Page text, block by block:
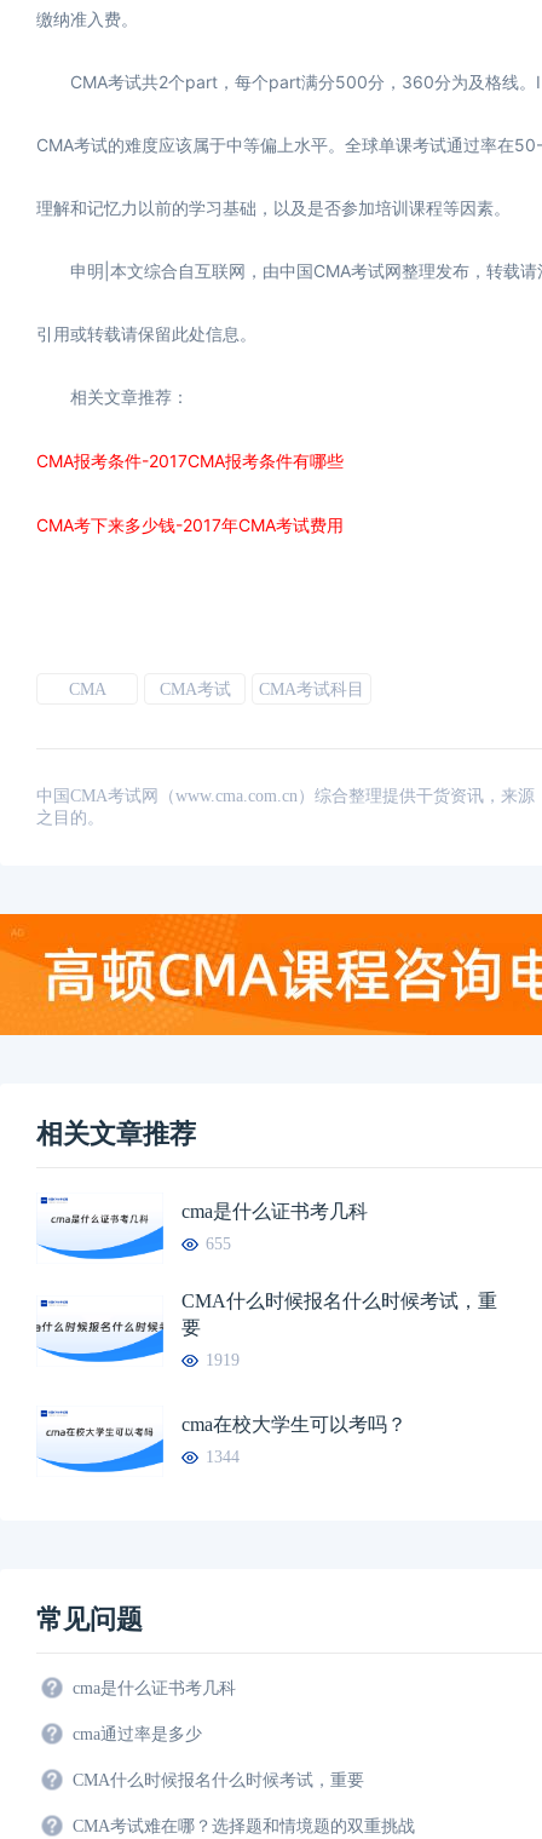
缴纳准入费。
CMA考试共2个part，每个part满分500分，360分为及格线。
CMA考试的难度应该属于中等偏上水平。全球单课考试通过率在
理解和记忆力以前的学习基础，以及是否参加培训课程等因素。
申明|本文综合自互联网，由中国CMA考试网整理发布，转载请
引用或转载请保留此处信息。
相关文章推荐：
CMA报考条件-2017CMA报考条件有哪些
CMA考下来多少钱-2017年CMA考试费用
CMA CMA考试 CMA考试科目
中国CMA考试网（www.cma.com.cn）综合整理提供干货资讯，来
之目的。
相关文章推荐
cma是什么证书考几科
655
CMA什么时候报名什么时候考试，重
要
1919
cma在校大学生可以考吗？
1344
常见问题
cma是什么证书考几科
cma通过率是多少
CMA什么时候报名什么时候考试，重要
CMA考试难在哪？选择题和情境题的双重挑战